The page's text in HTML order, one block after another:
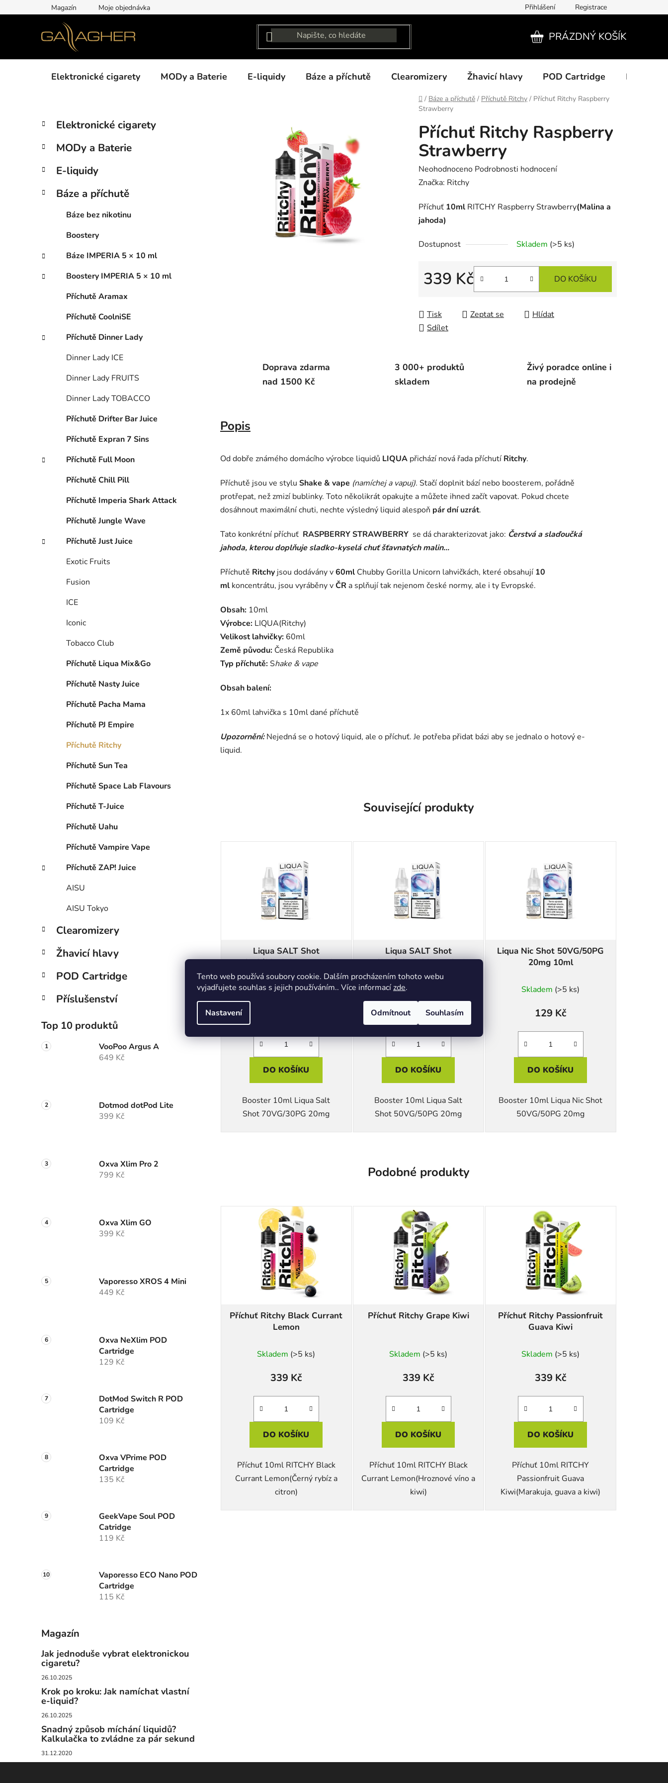
Tento web používá soubory cookie. Dalším procházením tohoto webu
vyjadřujete souhlas s jejich používáním.. Více informacízde.
Nastavení Odmítnout Souhlasím
na
Magazín Moje objednávka Přihlášení Registrace
KOŠÍK
PRÁZDNÝ KOŠÍK
Elektronické cigarety MODy a Baterie E-liquidy Báze a příchutě Clearomizery Žhavicí hlavy POD Cartridge
Domů
/ Báze a příchutě / Příchutě Ritchy / Příchuť Ritchy Raspberry
Strawberry
P
s
r
n
n
e
Přeskočit
kategorie
K
a
e
o
i
Elektronické cigarety
MODy a Baterie
E-liquidy
Báze a příchutě
Báze bez nikotinu
Boostery
Báze IMPERIA 5 × 10 ml
Boostery IMPERIA 5 × 10 ml
Příchutě Aramax
Příchutě CoolniSE
Příchutě Dinner Lady
Dinner Lady ICE
Dinner Lady FRUITS
Dinner Lady TOBACCO
Příchutě Drifter Bar Juice
Příchutě Expran 7 Sins
Příchutě Full Moon
Příchutě Chill Pill
Příchutě Imperia Shark Attack
Příchutě Jungle Wave
Příchutě Just Juice
Exotic Fruits
Fusion
ICE
Iconic
Tobacco Club
Příchutě Liqua Mix&Go
Příchutě Nasty Juice
Příchutě Pacha Mama
Příchutě PJ Empire
Příchutě Ritchy
Příchutě Sun Tea
Příchutě Space Lab Flavours
Příchutě T-Juice
Příchutě Uahu
Příchutě Vampire Vape
Příchutě ZAP! Juice
AISU
AISU Tokyo
Clearomizery
Žhavicí hlavy
POD Cartridge
Příslušenství
Top 10 produktů
VooPoo Argus A
649 Kč
Dotmod dotPod Lite
399 Kč
Oxva Xlim Pro 2
799 Kč
Oxva Xlim GO
399 Kč
Vaporesso XROS 4 Mini
449 Kč
Oxva NeXlim POD
Cartridge
129 Kč
DotMod Switch R POD
Cartridge
109 Kč
Oxva VPrime POD
Cartridge
135 Kč
GeekVape Soul POD
Catridge
119 Kč
Vaporesso ECO Nano POD
Cartridge
115 Kč
Magazín
Jak jednoduše vybrat elektronickou
cigaretu?
26.10.2025
Krok po kroku: Jak namíchat vlastní
e-liquid?
26.10.2025
Snadný způsob míchání liquidů?
Kalkulačka to zvládne za pár sekund
31.12.2020
Příchuť Ritchy Raspberry
Strawberry
Průměrné
hodnocení
je
0,0
5
Neohodnoceno Podrobnosti hodnocení
Značka: Ritchy
Příchuť 10ml RITCHY Raspberry Strawberry(Malina a
jahoda)
Dostupnost Skladem (>5 ks)
339 Kč DO KOŠÍKU
Tisk Zeptat se
Hlídat
Sdílet
Doprava zdarma
nad 1500 Kč
3 000+ produktů
skladem
Živý poradce online i
na prodejně
Popis
Od dobře známého domácího výrobce liquidů LIQUA přichází nová řada příchutí Ritchy.
Příchutě jsou ve stylu Shake & vape (namíchej a vapuj). Stačí doplnit bází nebo boosterem, pořádně
protřepat, než zmizí bublinky. Toto několikrát opakujte a můžete ihned začít vapovat. Pokud chcete
dosáhnout maximální chuti, nechte výsledný liquid alespoň pár dní uzrát.
Tato konkrétní příchuť RASPBERRY STRAWBERRY se dá charakterizovat jako: Čerstvá a slaďoučká
jahoda, kterou doplňuje sladko-kyselá chuť šťavnatých malin...
Příchutě Ritchy jsou dodávány v60ml Chubby Gorilla Unicorn lahvičkách, které obsahují 10
ml koncentrátu, jsou vyráběny vČR a splňují tak nejenom české normy, ale i ty Evropské.
Obsah: 10ml
Výrobce: LIQUA(Ritchy)
Velikost lahvičky: 60ml
Země původu: Česká Republika
Typ příchutě:Shake & vape
Obsah balení:
1x 60ml lahvička s 10ml dané příchutě
Upozornění: Nejedná se o hotový liquid, ale o příchuť. Je potřeba přidat bázi aby se jednalo o hotový e-
liquid.
Související produkty
Liqua SALT Shot
70VG/30PG 20mg 10ml
Skladem(>5 ks)
DO KOŠÍKU
Booster 10ml Liqua Salt
Shot 70VG/30PG 20mg
Liqua SALT Shot
50VG/50PG 20mg 10ml
Skladem
135 Kč
DO KOŠÍKU
Booster 10ml Liqua Salt
Shot 50VG/50PG 20mg
Liqua Nic Shot 50VG/50PG
20mg 10ml
Skladem (>5 ks)
129 Kč
DO KOŠÍKU
Booster 10ml Liqua Nic Shot
50VG/50PG 20mg
Podobné produkty
Příchuť Ritchy Black Currant
Lemon
Skladem (>5 ks)
339 Kč
DO KOŠÍKU
Příchuť 10ml RITCHY Black
Currant Lemon(Černý rybíz a
citron)
Příchuť Ritchy Grape Kiwi
Skladem (>5 ks)
339 Kč
DO KOŠÍKU
Příchuť 10ml RITCHY Black
Currant Lemon(Hroznové víno a
kiwi)
Příchuť Ritchy Passionfruit
Guava Kiwi
Skladem (>5 ks)
339 Kč
DO KOŠÍKU
Příchuť 10ml RITCHY
Passionfruit Guava
Kiwi(Marakuja, guava a kiwi)